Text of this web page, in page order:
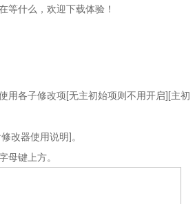
等什么，欢迎下载体验！
用各子修改项[无主初始项则不用开启][主初
改器使用说明]。
母键上方。